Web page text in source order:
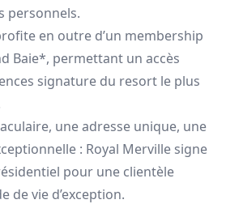
personnels.
en outre d’un membership
Baie*, permettant un accès
signature du resort le plus
une adresse unique, une
: Royal Merville signe
pour une clientèle
de vie d’exception.